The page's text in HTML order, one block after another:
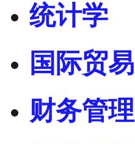
统计学
国际贸易
财务管理